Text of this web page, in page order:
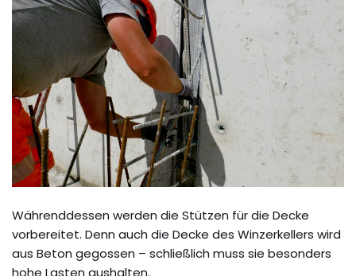
Währenddessen werden die Stützen für die Decke
vorbereitet. Denn auch die Decke des Winzerkellers wird
aus Beton gegossen – schließlich muss sie besonders
hohe Lasten aushalten.